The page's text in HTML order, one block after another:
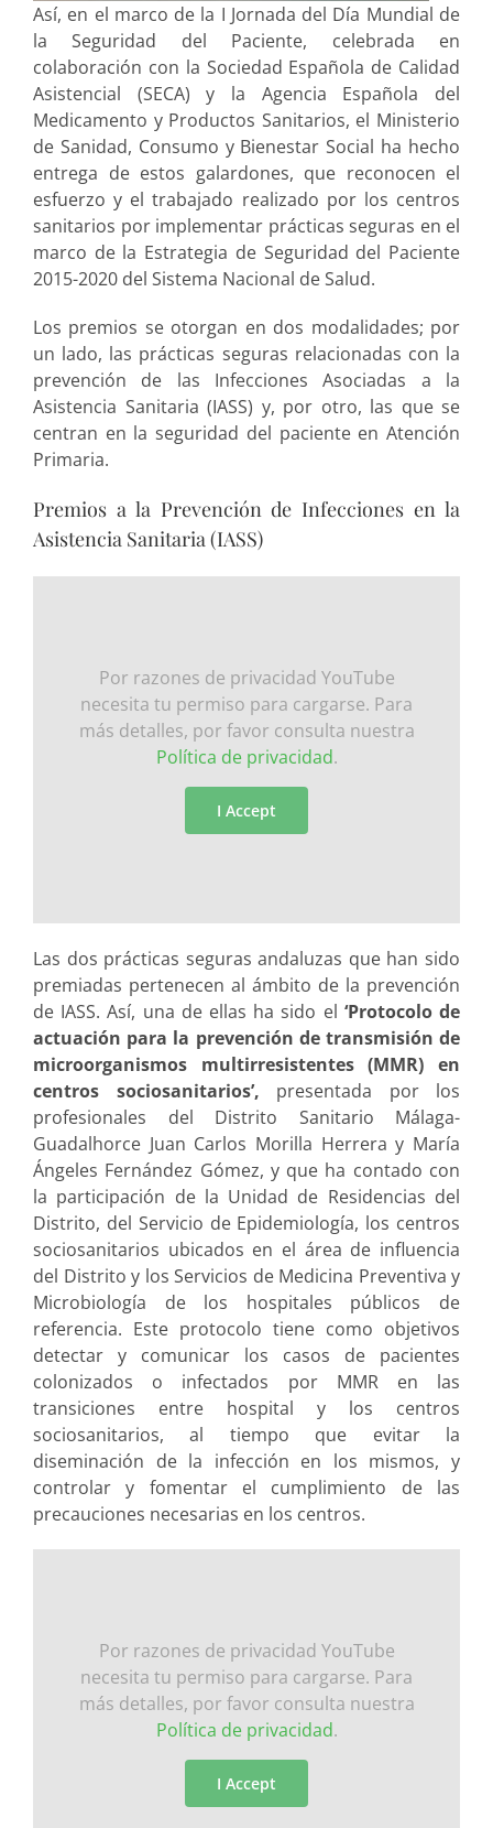
Así, en el marco de la I Jornada del Día Mundial de
la Seguridad del Paciente, celebrada en
colaboración con la Sociedad Española de Calidad
Asistencial (SECA) y la Agencia Española del
Medicamento y Productos Sanitarios, el Ministerio
de Sanidad, Consumo y Bienestar Social ha hecho
entrega de estos galardones, que reconocen el
esfuerzo y el trabajado realizado por los centros
sanitarios por implementar prácticas seguras en el
marco de la Estrategia de Seguridad del Paciente
2015-2020 del Sistema Nacional de Salud.
Los premios se otorgan en dos modalidades; por
un lado, las prácticas seguras relacionadas con la
prevención de las Infecciones Asociadas a la
Asistencia Sanitaria (IASS) y, por otro, las que se
centran en la seguridad del paciente en Atención
Primaria.
Premios a la Prevención de Infecciones en la
Asistencia Sanitaria (IASS)
Por razones de privacidad YouTube
necesita tu permiso para cargarse. Para
más detalles, por favor consulta nuestra
Política de privacidad.
I Accept
Las dos prácticas seguras andaluzas que han sido
premiadas pertenecen al ámbito de la prevención
de IASS. Así, una de ellas ha sido el ‘Protocolo de
actuación para la prevención de transmisión de
microorganismos multirresistentes (MMR) en
centros sociosanitarios’, presentada por los
profesionales del Distrito Sanitario Málaga-
Guadalhorce Juan Carlos Morilla Herrera y María
Ángeles Fernández Gómez, y que ha contado con
la participación de la Unidad de Residencias del
Distrito, del Servicio de Epidemiología, los centros
sociosanitarios ubicados en el área de influencia
del Distrito y los Servicios de Medicina Preventiva y
Microbiología de los hospitales públicos de
referencia. Este protocolo tiene como objetivos
detectar y comunicar los casos de pacientes
colonizados o infectados por MMR en las
transiciones entre hospital y los centros
sociosanitarios, al tiempo que evitar la
diseminación de la infección en los mismos, y
controlar y fomentar el cumplimiento de las
precauciones necesarias en los centros.
Por razones de privacidad YouTube
necesita tu permiso para cargarse. Para
más detalles, por favor consulta nuestra
Política de privacidad.
I Accept